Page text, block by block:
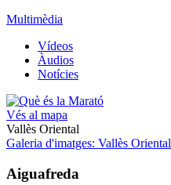
Multimèdia
Vídeos
Àudios
Notícies
Vés al mapa
Vallès Oriental
Galeria d'imatges: Vallès Oriental
Aiguafreda